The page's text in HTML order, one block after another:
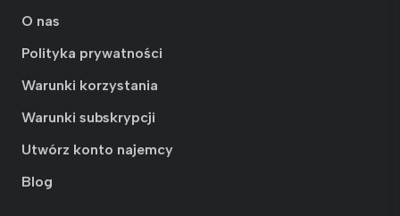
O nas
Polityka prywatności
Warunki korzystania
Warunki subskrypcji
Utwórz konto najemcy
Blog